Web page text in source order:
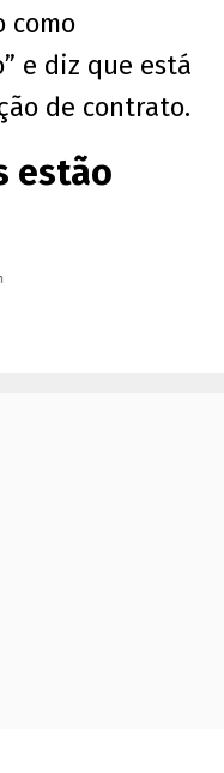
como
e diz que está
de contrato.
estão